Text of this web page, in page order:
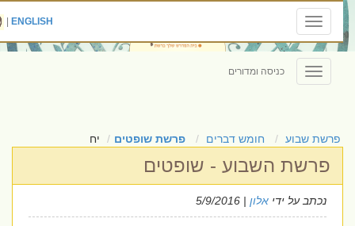
Toggle
navigation
ENGLISH
|
Toggle
navigation
כניסה ומדורים
פרשת שבוע חומש דברים פרשת שופטים יח
פרשת השבוע - שופטים
נכתב על ידיאלון| 5/9/2016